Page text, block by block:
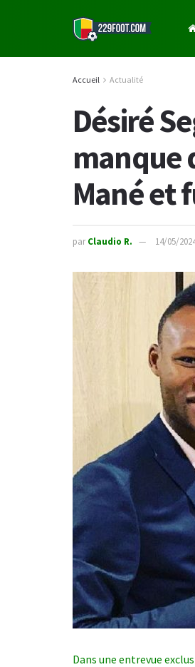
Accueil Actualité
Désiré
manque
Mané et
par Claudio R. 14/05/
Dans une entrevue